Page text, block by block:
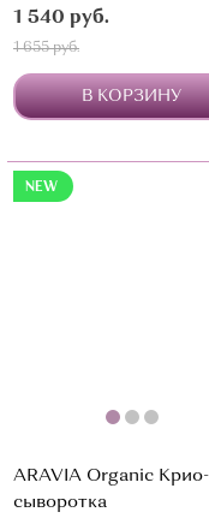
1 540 руб.
1 655 руб.
В КОРЗИНУ
NEW
ARAVIA Organic Крио-
сыворотка